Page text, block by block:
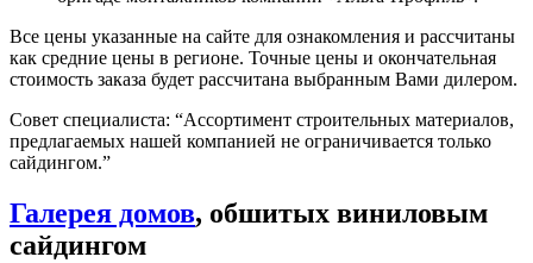
Все цены указанные на сайте для ознакомления и рассчитаны
как средние цены в регионе. Точные цены и окончательная
стоимость заказа будет рассчитана выбранным Вами дилером.
Совет специалиста: “Ассортимент строительных материалов,
предлагаемых нашей компанией не ограничивается только
сайдингом.”
Галерея домов, обшитых виниловым
сайдингом